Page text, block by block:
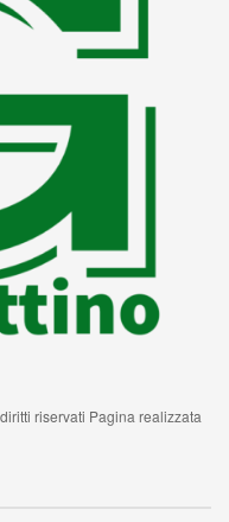
riservati Pagina realizzata